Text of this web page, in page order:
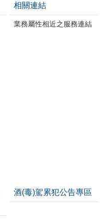
相關連結
業務屬性相近之服務連結
酒(毒)駕累犯公告專區